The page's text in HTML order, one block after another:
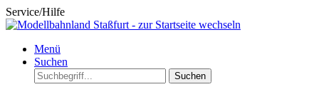
Service/Hilfe
Menü
Suchen
Suchen